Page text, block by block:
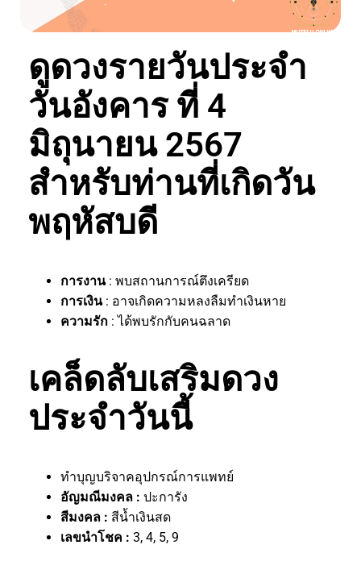
ดูดวงรายวันประจำ
วันอังคาร ที่ 4
มิถุนายน 2567
สำหรับท่านที่เกิดวัน
พฤหัสบดี
การงาน: พบสถานการณ์ตึงเครียด
การเงิน: อาจเกิดความหลงลืมทำเงินหาย
ความรัก : ได้พบรักกับคนฉลาด
เคล็ดลับเสริมดวง
ประจำวันนี้
ทำบุญบริจาคอุปกรณ์การแพทย์
อัญมณีมงคล : ปะการัง
สีมงคล : สีน้ำเงินสด
เลขนำโชค : 3, 4, 5, 9